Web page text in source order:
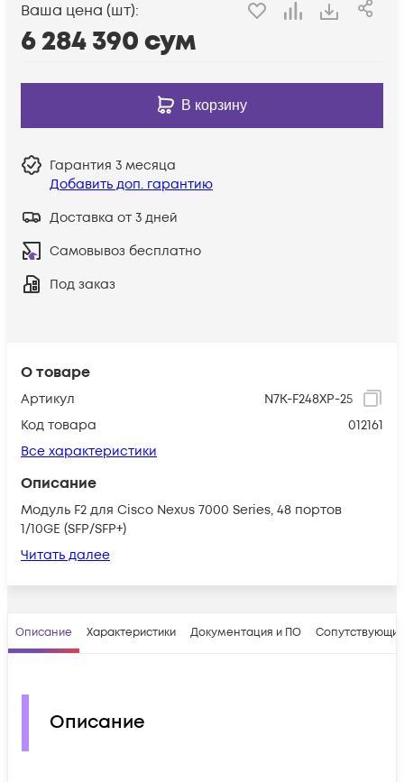
О товаре
Артикул
N7K-F248XP-25
Код товара
012161
Все характеристики
Описание
Модуль F2 для Cisco Nexus 7000 Series, 48 портов
1/10GE (SFP/SFP+)
Читать далее
Ваша цена (шт):
6 284 390сум
В корзину
Гарантия 3 месяца
Добавить доп. гарантию
Доставка от 3 дней
Самовывоз бесплатно
Под заказ
Описание Характеристики Документация и ПО
Описание